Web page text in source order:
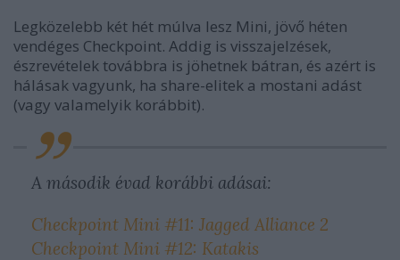
Legközelebb két hét múlva lesz Mini, jövő héten
vendéges Checkpoint. Addig is visszajelzések,
észrevételek továbbra is jöhetnek bátran, és azért is
hálásak vagyunk, ha share-elitek a mostani adást
(vagy valamelyik korábbit).
A második évad korábbi adásai:
Checkpoint Mini #11: Jagged Alliance 2
Checkpoint Mini #12: Katakis